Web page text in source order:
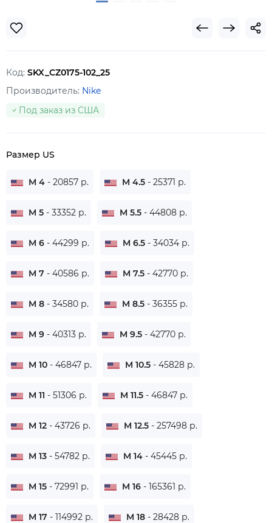
Код: SKX_CZ0175-102_25
Производитель: Nike
Под заказ из США
Размер US
M 4 - 20857 р. M 4.5 - 25371 р.
M 5 - 33352 р. M 5.5 - 44808 р.
M 6 - 44299 р. M 6.5 - 34034 р.
M 7 - 40586 р. M 7.5 - 42770 р.
M 8 - 34580 р. M 8.5 - 36355 р.
M 9 - 40313 р. M 9.5 - 42770 р.
M 10 - 46847 р. M 10.5 - 45828 р.
M 11 - 51306 р. M 11.5 - 46847 р.
M 12 - 43726 р. M 12.5 - 257498 р.
M 13 - 54782 р. M 14 - 45445 р.
M 15 - 72991 р. M 16 - 165361 р.
M 17 - 114992 р. M 18 - 28428 р.